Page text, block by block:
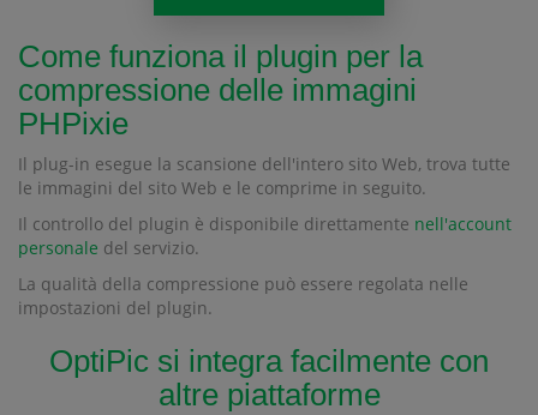
Come funziona il plugin per la
compressione delle immagini
PHPixie
Il plug-in esegue la scansione dell'intero sito Web, trova tutte
le immagini del sito Web e le comprime in seguito.
Il controllo del plugin è disponibile direttamente nell'account
personale del servizio.
La qualità della compressione può essere regolata nelle
impostazioni del plugin.
OptiPic si integra facilmente con
altre piattaforme